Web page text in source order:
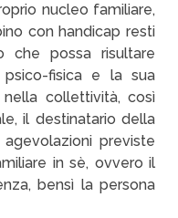
nucleo familiare,
con handicap resti
che possa risultare
fisica e la sua
collettività, così
il destinatario della
previste
in sè, ovvero il
bensì la persona